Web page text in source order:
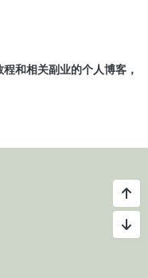
和相关副业的个人博客，